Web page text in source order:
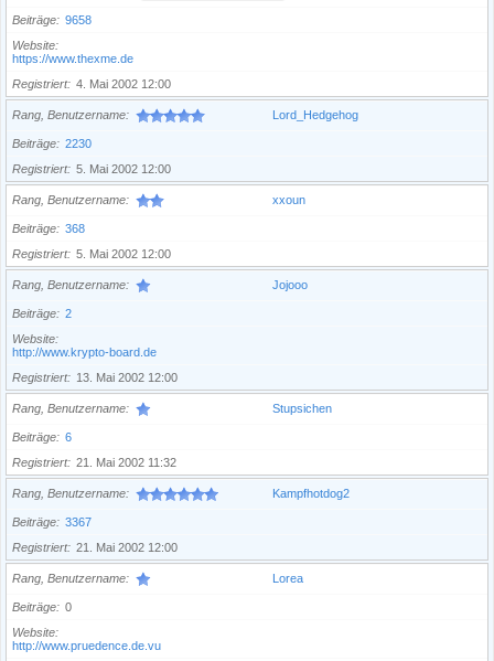
Beiträge
9658
Website
https://www.thexme.de
Registriert
4. Mai 2002 12:00
Rang, Benutzername Lord_Hedgehog
Beiträge
2230
Registriert
5. Mai 2002 12:00
Rang, Benutzername xxoun
Beiträge
368
Registriert
5. Mai 2002 12:00
Rang, Benutzername Jojooo
Beiträge
2
Website
http://www.krypto-board.de
Registriert
13. Mai 2002 12:00
Rang, Benutzername Stupsichen
Beiträge
6
Registriert
21. Mai 2002 11:32
Rang, Benutzername Kampfhotdog2
Beiträge
3367
Registriert
21. Mai 2002 12:00
Rang, Benutzername Lorea
Beiträge
0
Website
http://www.pruedence.de.vu